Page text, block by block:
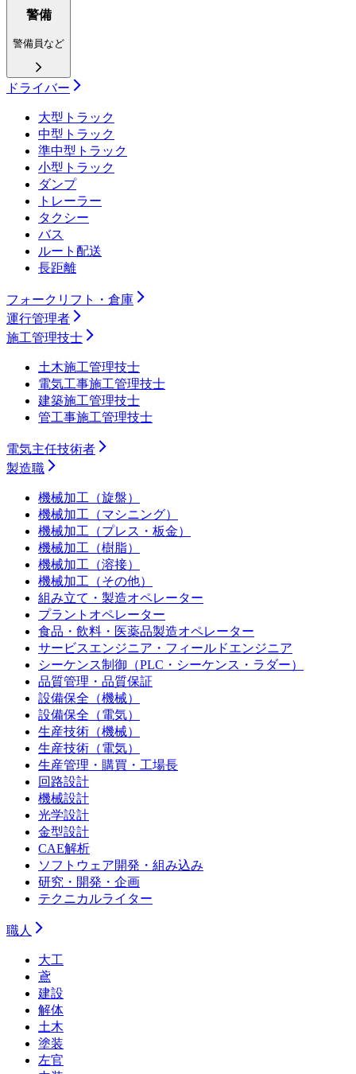
警備
警備員など
ドライバー
大型トラック
中型トラック
準中型トラック
小型トラック
ダンプ
トレーラー
タクシー
バス
ルート配送
長距離
フォークリフト・倉庫
運行管理者
施工管理技士
土木施工管理技士
電気工事施工管理技士
建築施工管理技士
管工事施工管理技士
電気主任技術者
製造職
機械加工（旋盤）
機械加工（マシニング）
機械加工（プレス・板金）
機械加工（樹脂）
機械加工（溶接）
機械加工（その他）
組み立て・製造オペレーター
プラントオペレーター
食品・飲料・医薬品製造オペレーター
サービスエンジニア・フィールドエンジニア
シーケンス制御（PLC・シーケンス・ラダー）
品質管理・品質保証
設備保全（機械）
設備保全（電気）
生産技術（機械）
生産技術（電気）
生産管理・購買・工場長
回路設計
機械設計
光学設計
金型設計
CAE解析
ソフトウェア開発・組み込み
研究・開発・企画
テクニカルライター
職人
大工
鳶
建設
解体
土木
塗装
左官